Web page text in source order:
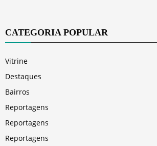
CATEGORIA POPULAR
Vitrine
Destaques
Bairros
Reportagens
Reportagens
Reportagens